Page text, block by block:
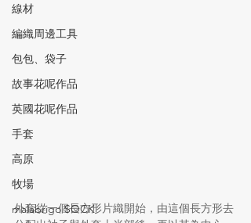
線材
編織周邊工具
包包、袋子
故事花呢作品
英國花呢作品
手套
高原
牧場
malabrigo SOCK
外套從一個長方形片織開始，由這個長方形去